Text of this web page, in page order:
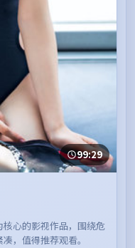
99:29
心的影视作品，围绕危
，值得推荐观看。